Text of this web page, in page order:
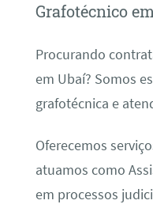
Grafotécnico
Procurando
em Ubaí? Somos
grafotécnica e
Oferecemos
atuamos como
em processos